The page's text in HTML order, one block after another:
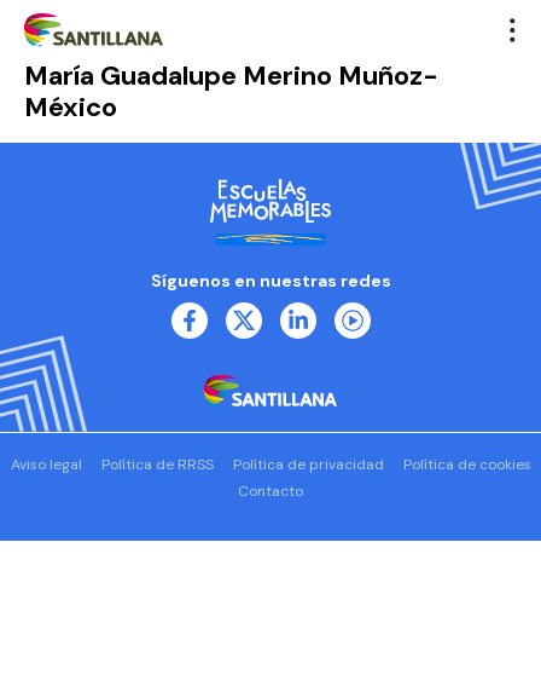
María Guadalupe Merino Muñoz-
México
Síguenos en nuestras redes
Aviso legal Política de RRSS Política de privacidad
Política de cookies
Contacto